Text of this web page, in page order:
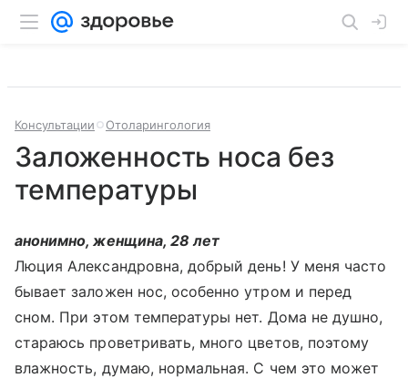
Консультации Отоларингология
Заложенность носа без
температуры
анонимно, женщина, 28 лет
Люция Александровна, добрый день! У меня часто
бывает заложен нос, особенно утром и перед
сном. При этом температуры нет. Дома не душно,
стараюсь проветривать, много цветов, поэтому
влажность, думаю, нормальная. С чем это может